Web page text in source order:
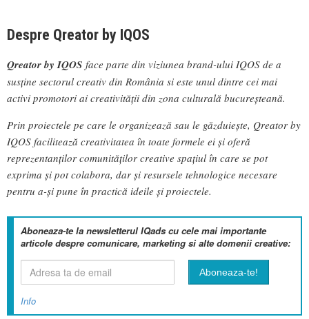
Despre Qreator by IQOS
Qreator by IQOS face parte din viziunea brand-ului IQOS de a
susține sectorul creativ din România si este unul dintre cei mai
activi promotori ai creativității din zona culturală bucureșteană.
Prin proiectele pe care le organizează sau le găzduiește, Qreator by
IQOS facilitează creativitatea în toate formele ei și oferă
reprezentanților comunităților creative spaţiul în care se pot
exprima și pot colabora, dar și resursele tehnologice necesare
pentru a-și pune în practică ideile și proiectele.
Aboneaza-te la newsletterul IQads cu cele mai importante
articole despre comunicare, marketing si alte domenii creative:
Info